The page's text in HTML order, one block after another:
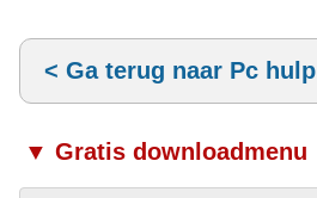
< Ga terug naar Pc hulp
▼ Gratis downloadmenu